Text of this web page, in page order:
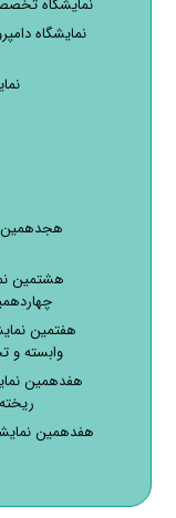
نمایشگاه
هجدهمین
هشتمین
هفتمین
وابسته و
هفدهمین
هفدهمین